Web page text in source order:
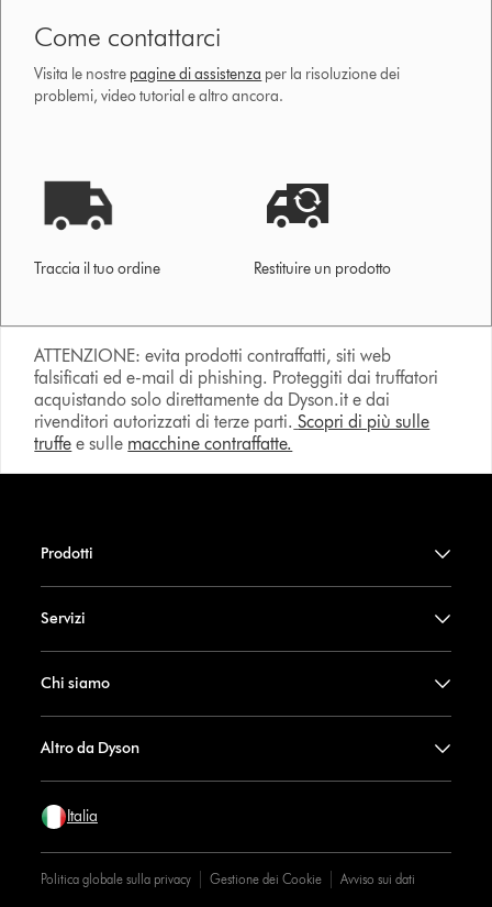
Come contattarci
Visita le nostre pagine di assistenza per la risoluzione dei
problemi, video tutorial e altro ancora.
Traccia il tuo ordine Restituire un prodotto
ATTENZIONE: evita prodotti contraffatti, siti web
falsificati ed e-mail di phishing. Proteggiti dai truffatori
acquistando solo direttamente da Dyson.it e dai
rivenditori autorizzati di terze parti. Scopri di più sulle
truffe e sulle macchine contraffatte.
Prodotti
Servizi
Chi siamo
Altro da Dyson
Italia
Politica globale sulla privacy Gestione dei Cookie Avviso sui dati